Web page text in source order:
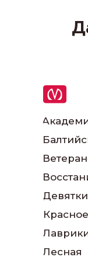
Лесная
Наши